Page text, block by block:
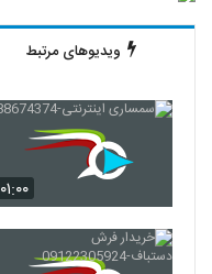
ویدیوهای مرتبط
۰۱:۰۰